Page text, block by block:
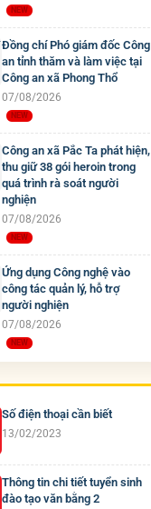
Đồng chí Phó giám đốc Công
an tỉnh thăm và làm việc tại
Công an xã Phong Thổ
07/08/2026
Công an xã Pắc Ta phát hiện,
thu giữ 38 gói heroin trong
quá trình rà soát người
nghiện
07/08/2026
Ứng dụng Công nghệ vào
công tác quản lý, hỗ trợ
người nghiện
07/08/2026
Số điện thoại cần biết
13/02/2023
Thông tin chi tiết tuyển sinh
đào tạo văn bằng 2